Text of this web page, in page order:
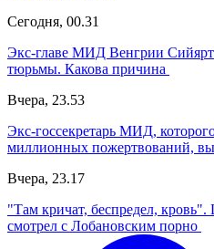
Сегодня, 00.31
Экс-главе МИД Венгрии
тюрьмы. Какова причина
Вчера, 23.53
Экс-госсекретарь МИД,
миллионных пожертвований,
Вчера, 23.17
"Там кричат, беспредел, кровь".
смотрел с Лобановским порно